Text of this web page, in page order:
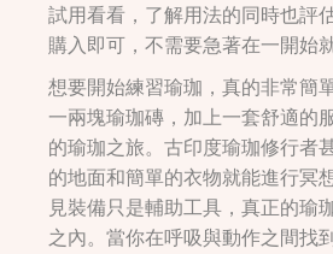
試用看看，了解用法的同時也評
購入即可，不需要急著在一開始
想要開始練習瑜珈，真的非常簡
一兩塊瑜珈磚，加上一套舒適的
的瑜珈之旅。古印度瑜珈修行者
的地面和簡單的衣物就能進行冥
見裝備只是輔助工具，真正的瑜
之內。當你在呼吸與動作之間找